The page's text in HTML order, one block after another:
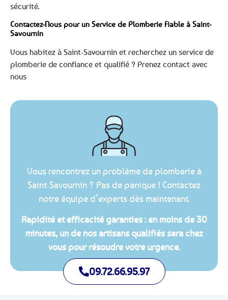
sécurité.
Contactez-Nous pour un Service de Plomberie Fiable à Saint-
Savournin
Vous habitez à Saint-Savournin et recherchez un service de
plomberie de confiance et qualifié ? Prenez contact avec
nous
Vous rencontrez un problème de plomberie à
Saint-Savournin ? Pas de panique ! Contactez
notre équipe d’experts dès maintenant.
Rapidité et efficacité garanties : en moins de 30
minutes, un de nos artisans qualifiés sera chez
vous pour résoudre votre urgence.
09.72.66.95.97